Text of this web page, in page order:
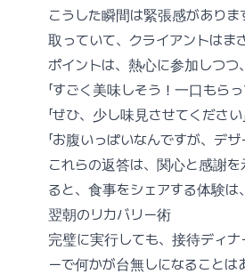
こうした瞬間は緊張感があり
取っていて、クライアントはま
ポイントは、熱心に参加しつつ
「すごく美味しそう！一口もらっ
「ぜひ、少し味見させてください」
「お腹いっぱいなんですが、デ
これらの返答は、関心と感謝
ると、食事をシェアする体験は
翌朝のリカバリー術
完璧に実行しても、接待ディ
ーで何かが台無しになることは